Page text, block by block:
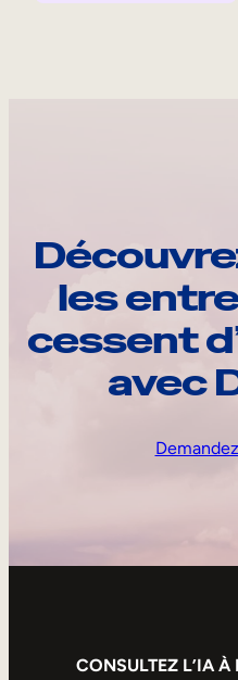
les
cessent
avec
CONSULTEZ L’IA À